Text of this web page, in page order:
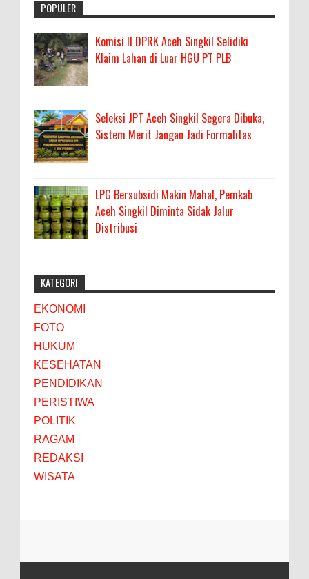
POPULER
Komisi II DPRK Aceh Singkil Selidiki
Klaim Lahan di Luar HGU PT PLB
Seleksi JPT Aceh Singkil Segera Dibuka,
Sistem Merit Jangan Jadi Formalitas
LPG Bersubsidi Makin Mahal, Pemkab
Aceh Singkil Diminta Sidak Jalur
Distribusi
KATEGORI
EKONOMI
FOTO
HUKUM
KESEHATAN
PENDIDIKAN
PERISTIWA
POLITIK
RAGAM
REDAKSI
WISATA